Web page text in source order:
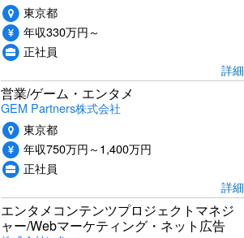
東京都
年収330万円～
正社員
詳細
営業/ゲーム・エンタメ
GEM Partners株式会社
東京都
年収750万円～1,400万円
正社員
詳細
エンタメコンテンツプロジェクトマネジ
ャー/Webマーケティング・ネット広告